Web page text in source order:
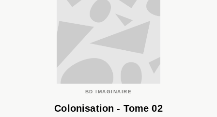
BD IMAGINAIRE
Colonisation - Tome 02